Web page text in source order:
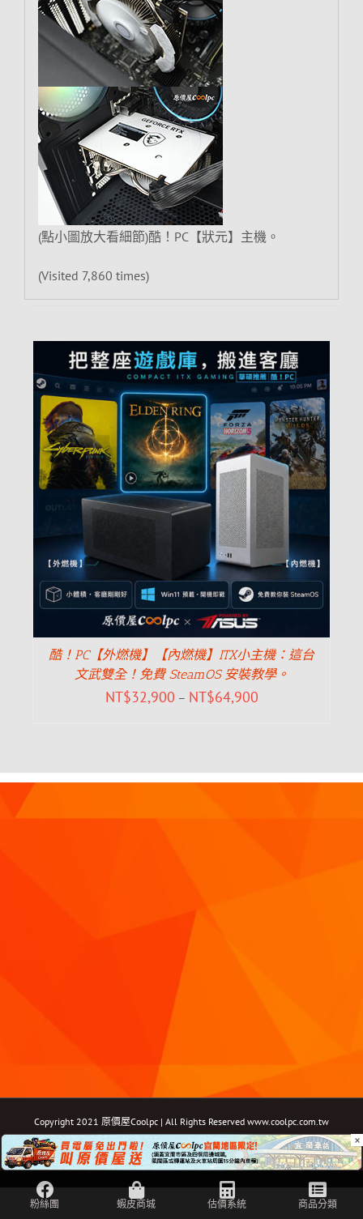
(點小圖放大看細節)酷！PC【狀元】主機。
(Visited 7,860 times)
酷！PC【外燃機】【內燃機】ITX小主機：這台
文武雙全！免費 SteamOS 安裝教學。
NT$32,900 – NT$64,900
Copyright 2021 原價屋Coolpc | All Rights Reserved www.coolpc.com.tw
FacebookInstagramYouTubeTwitterEmail:
×